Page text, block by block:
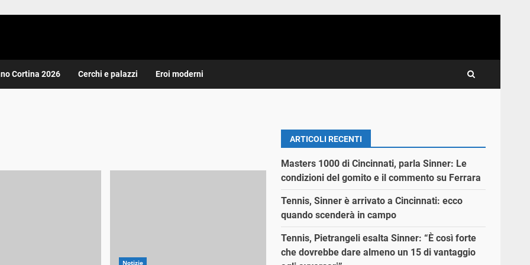
Cortina 2026 Cerchi e palazzi Eroi moderni
Notizie
ARTICOLI RECENTI
Masters 1000 di Cincinnati, parla Sinner: Le
condizioni del gomito e il commento su Ferrara
Tennis, Sinner è arrivato a Cincinnati: ecco
quando scenderà in campo
Tennis, Pietrangeli esalta Sinner: “È così forte
che dovrebbe dare almeno un 15 di vantaggio